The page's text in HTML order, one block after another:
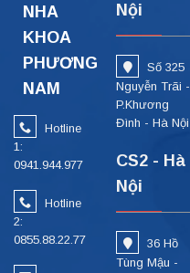
NHA
KHOA
PHƯƠNG
NAM
Hotline
1:
0941.944.977
Hotline
2:
0855.88.22.77
Nội
Số 325
Nguyễn Trãi -
P.Khương
Đình - Hà Nội
CS2 - Hà
Nội
36 Hồ
Tùng Mậu -